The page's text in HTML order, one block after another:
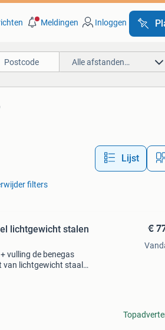
Meldingen Inloggen
Alle afstanden…
Lijst
filters
lichtgewicht stalen
vulling de benegas
lichtgewicht staal
€